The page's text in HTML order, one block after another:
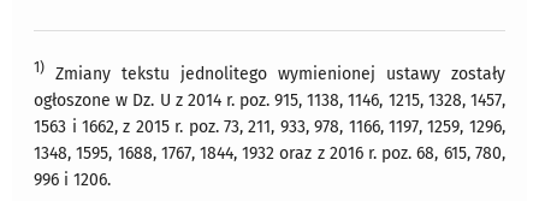
1)
Zmiany tekstu jednolitego wymienionej ustawy zostały
ogłoszone w Dz. U z 2014 r. poz. 915, 1138, 1146, 1215, 1328, 1457,
1563 i 1662, z 2015 r. poz. 73, 211, 933, 978, 1166, 1197, 1259, 1296,
1348, 1595, 1688, 1767, 1844, 1932 oraz z 2016 r. poz. 68, 615, 780,
996 i 1206.